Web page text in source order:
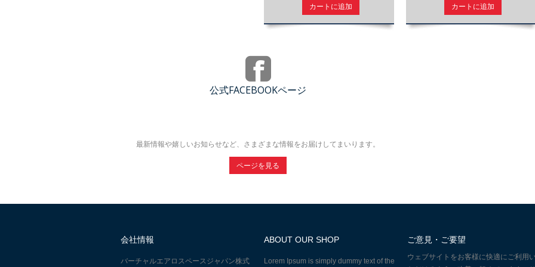
カートに追加 カートに追加
公式FACEBOOKページ
最新情報や嬉しいお知らせなど、さまざまな情報をお届けしてまいります。
ページを見る
会社情報
バーチャルエアロスペースジャパン株式
ABOUT OUR SHOP
Lorem Ipsum is simply dummy text of the
ご意見・ご要望
ウェブサイトをお客様に快適にご利用